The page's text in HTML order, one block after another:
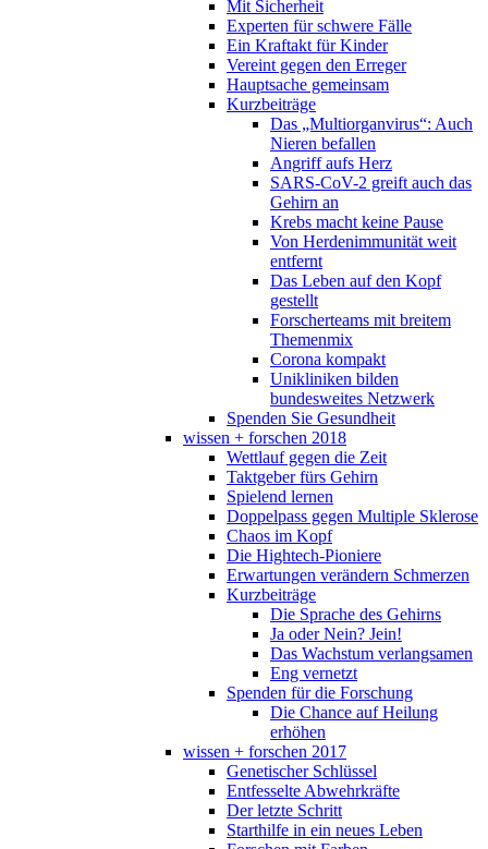
Mit Sicherheit
Experten für schwere Fälle
Ein Kraftakt für Kinder
Vereint gegen den Erreger
Hauptsache gemeinsam
Kurzbeiträge
Das „Multiorganvirus“: Auch
Nieren befallen
Angriff aufs Herz
SARS-CoV-2 greift auch das
Gehirn an
Krebs macht keine Pause
Von Herdenimmunität weit
entfernt
Das Leben auf den Kopf
gestellt
Forscherteams mit breitem
Themenmix
Corona kompakt
Unikliniken bilden
bundesweites Netzwerk
Spenden Sie Gesundheit
wissen + forschen 2018
Wettlauf gegen die Zeit
Taktgeber fürs Gehirn
Spielend lernen
Doppelpass gegen Multiple Sklerose
Chaos im Kopf
Die Hightech-Pioniere
Erwartungen verändern Schmerzen
Kurzbeiträge
Die Sprache des Gehirns
Ja oder Nein? Jein!
Das Wachstum verlangsamen
Eng vernetzt
Spenden für die Forschung
Die Chance auf Heilung
erhöhen
wissen + forschen 2017
Genetischer Schlüssel
Entfesselte Abwehrkräfte
Der letzte Schritt
Starthilfe in ein neues Leben